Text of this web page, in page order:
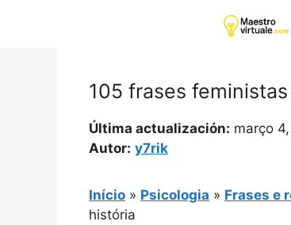
105 frases
Última actualización: março
Autor: y7rik
Início » Psicologia » Frases e
história